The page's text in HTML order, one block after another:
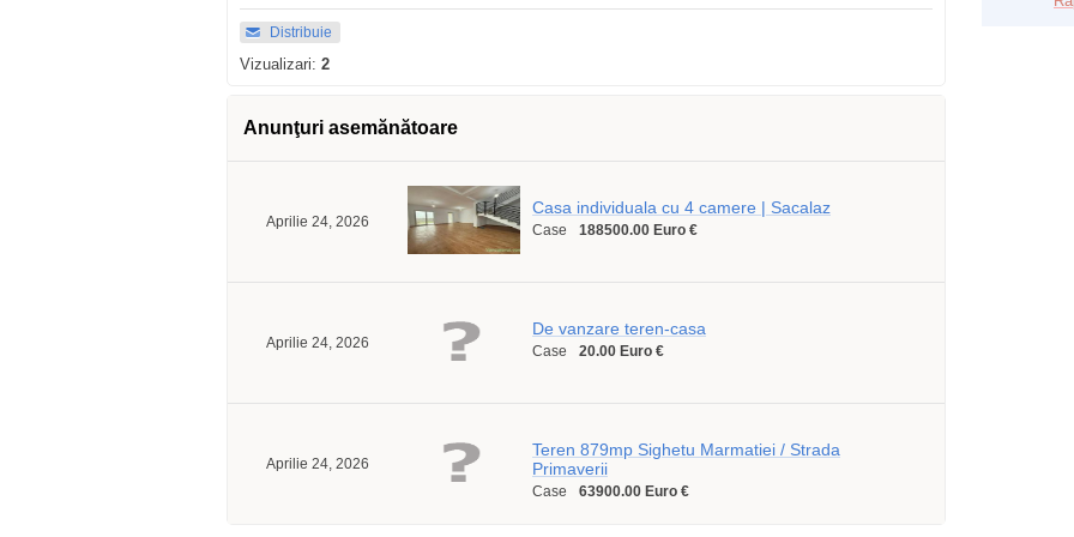
Distribuie
Vizualizari: 2
Anunţuri asemănătoare
Aprilie 24, 2026
Casa individuala cu 4 camere | Sacalaz
Case 188500.00 Euro €
Aprilie 24, 2026
De vanzare teren-casa
Case 20.00 Euro €
Aprilie 24, 2026
Teren 879mp Sighetu Marmatiei / Strada
Primaverii
Case 63900.00 Euro €